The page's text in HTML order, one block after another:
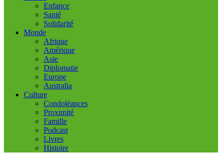
Enfance
Santé
Solidarité
Monde
Afrique
Amérique
Asie
Diplomatie
Europe
Australia
Culture
Condoléances
Proximité
Famille
Podcast
Livres
Histoire